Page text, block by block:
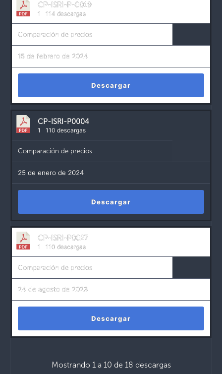
CP-ISRI-P-0019
1 114 descargas
Comparación de precios
15 de febrero de 2024
Descargar
CP-ISRI-P0004
1 110 descargas
Comparación de precios
25 de enero de 2024
Descargar
CP-ISRI-P0027
1 110 descargas
Comparación de precios
24 de agosto de 2023
Descargar
Mostrando 1 a 10 de 18 descargas